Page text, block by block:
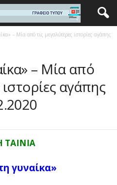
– Μία από τις μεγαλύτερες ιστορίες αγάπης
– Μία από
αγάπης
ΤΑΙΝΙΑ
γυναίκα»